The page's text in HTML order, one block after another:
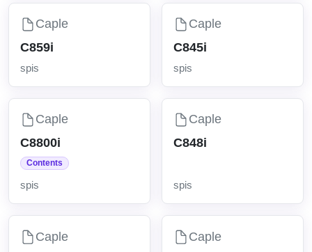
Caple
C859i
spis
Caple
C845i
spis
Caple
C8800i
Contents
spis
Caple
C848i
spis
Caple
Caple